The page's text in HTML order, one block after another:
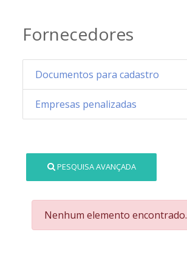
Fornecedores
Documentos para cadastro
Empresas penalizadas
PESQUISA AVANÇADA
Nenhum elemento encontrado.